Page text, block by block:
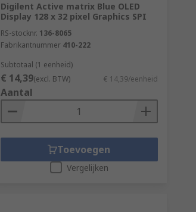
Digilent Active matrix Blue OLED
Display 128 x 32 pixel Graphics SPI
RS-stocknr. 136-8065
Fabrikantnummer 410-222
Subtotaal (1 eenheid)
€ 14,39(excl. BTW) € 14,39/eenheid
Aantal
Toevoegen
Vergelijken